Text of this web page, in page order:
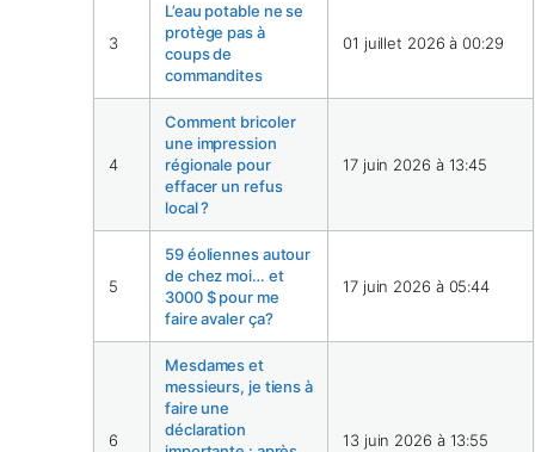
3
L’eau potable ne se
protège pas à
coups de
commandites
01 juillet 2026 à 00:29
4
Comment bricoler
une impression
régionale pour
effacer un refus
local ?
17 juin 2026 à 13:45
5
59 éoliennes autour
de chez moi… et
3000 $ pour me
faire avaler ça?
17 juin 2026 à 05:44
6
Mesdames et
messieurs, je tiens à
faire une
déclaration
13 juin 2026 à 13:55